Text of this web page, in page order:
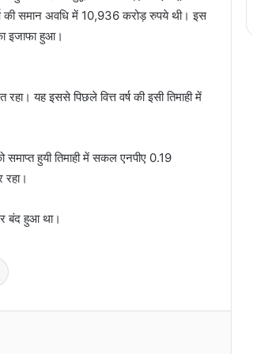
की समान अवधि में 10,936 करोड़ रुपये थी। इस
इजाफा हुआ।
यह इससे पिछले वित्त वर्ष की इसी तिमाही में
हुयी तिमाही में सकल एनपीए 0.19
बंद हुआ था।